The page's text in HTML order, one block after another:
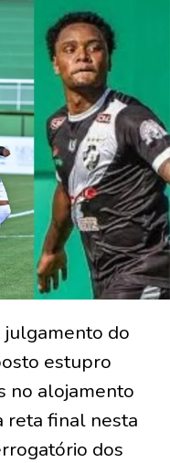
julgamento do
estupro
no alojamento
reta final nesta
dos